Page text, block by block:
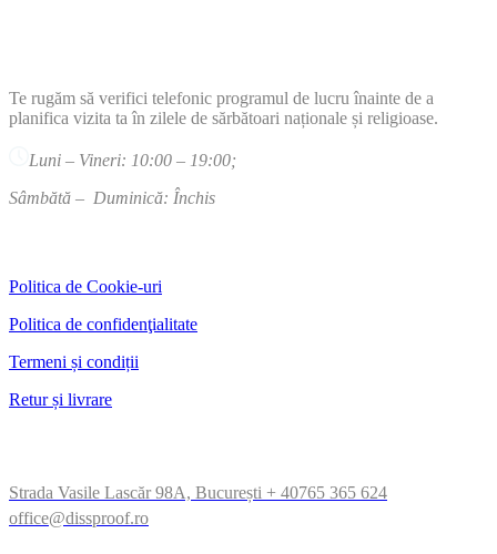
Te rugăm să verifici telefonic programul de lucru înainte de a
planifica vizita ta în zilele de sărbătoari naționale și religioase.
Luni – Vineri: 10:00 – 19:00;
Sâmbătă – Duminică: Închis
Politica de Cookie-uri
Politica de confidenţialitate
Termeni și condiții
Retur și livrare
Strada Vasile Lascăr 98A, București + 40765 365 624
office@dissproof.ro